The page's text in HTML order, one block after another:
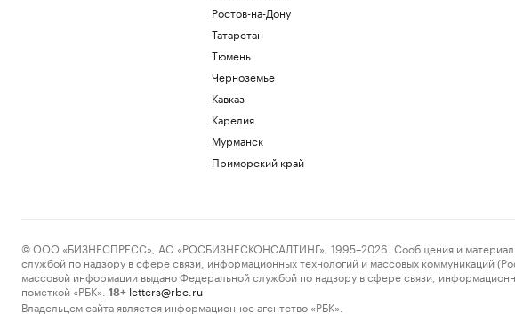
Во Внуково ввели прием и отправку
замороженные активы России новой
трансформируют промышленность:
Ростов-на-Дону
Татарстан
Тюмень
Черноземье
Кавказ
Карелия
Мурманск
Приморский край
© ООО «БИЗНЕСПРЕСС», АО «РОСБИЗНЕСКОНСАЛТИНГ», 1995–2026. Сообщения и материалы
службой по надзору в сфере связи, информационных технологий и массовых коммуникаций
массовой информации выдано Федеральной службой по надзору в сфере связи,
пометкой «РБК».
18+ letters@rbc.ru
Владельцем сайта является информационное агентство «РБК».